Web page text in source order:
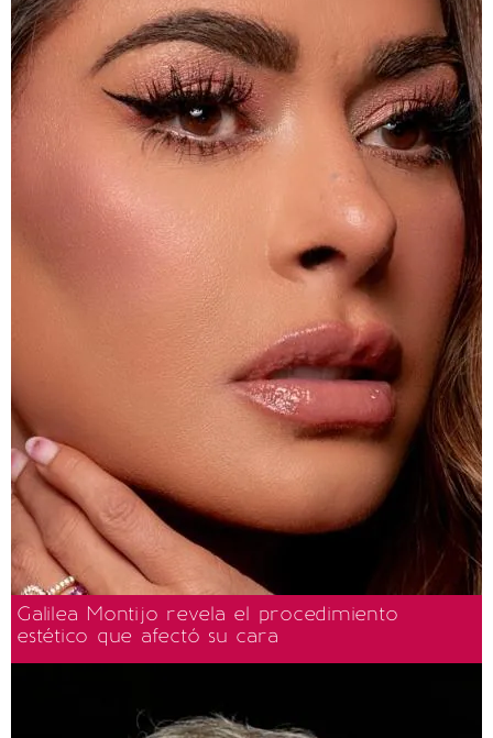
Galilea Montijo revela el procedimiento
estético que afectó su cara